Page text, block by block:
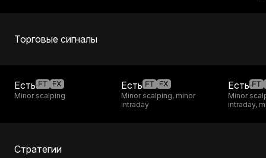
Торговые сигналы
Есть
Minor scalping
Есть
Minor scalping, minor
intraday
Есть
Minor
intraday,
Стратегии